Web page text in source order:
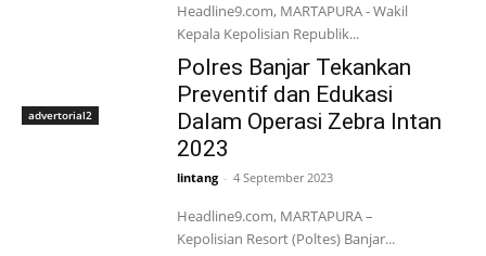
Headline9.com, MARTAPURA - Wakil
Kepala Kepolisian Republik...
advertorial2
Polres Banjar Tekankan
Preventif dan Edukasi
Dalam Operasi Zebra Intan
2023
lintang - 4 September 2023
Headline9.com, MARTAPURA –
Kepolisian Resort (Poltes) Banjar...